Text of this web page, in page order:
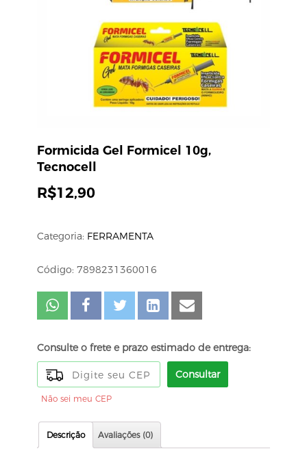
Formicida Gel Formicel 10g,
Tecnocell
R$12,90
Categoria: FERRAMENTA
Código: 7898231360016
Consulte o frete e prazo estimado de entrega:
Consultar
Não sei meu CEP
Descrição Avaliações (0)